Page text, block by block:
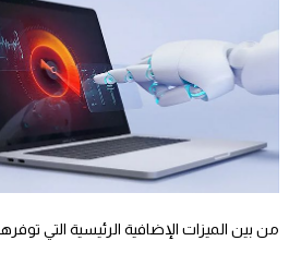
من بين الميزات الإضافية الرئيسية التي